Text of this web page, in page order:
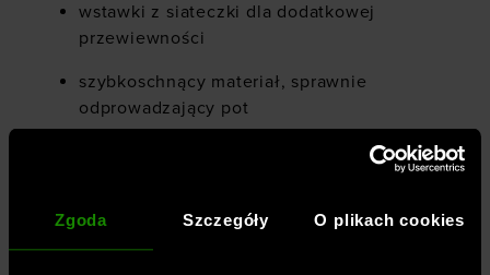
Zgoda Szczegóły O plikach cookies
wstawki z siateczki dla dodatkowej
przewiewności
szybkoschnący materiał, sprawnie
odprowadzający pot
prawie bezszwowa konstrukcja eliminuje
zastosowano specjalny proces barwienia,
aby stworzyć efekt sprania i zużycia, więc